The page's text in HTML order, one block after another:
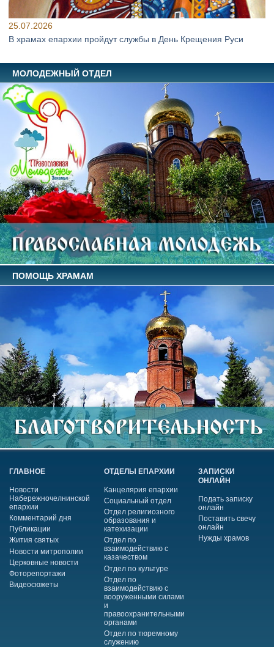
25.07.2026
В храмах епархии пройдут службы в День Крещения Руси
МОЛОДЕЖНЫЙ ОТДЕЛ
ПОМОЩЬ ХРАМАМ
ГЛАВНОЕ
Новости
Набережночелнинской
епархии
Комментарий дня
Публикации
Жития святых
Новости митрополии
Церковные новости
Фоторепортажи
Видеосюжеты
ОТДЕЛЫ ЕПАРХИИ
Канцелярия епархии
Социальный отдел
Отдел религиозного
образования и
катехизации
Отдел по
взаимодействию с
казачеством
Отдел по культуре
Отдел по
взаимодействию с
вооруженными силами
и
правоохранительными
органами
Отдел по тюремному
служению
ЗАПИСКИ
ОНЛАЙН
Подать записку
онлайн
Поставить свечу
онлайн
Нужды храмов